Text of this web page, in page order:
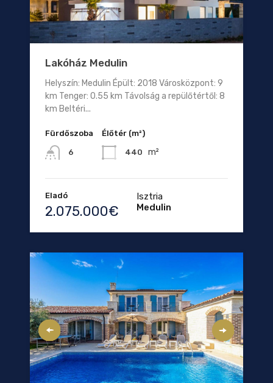
Lakóház Medulin
Helyszín: Medulin Épült: 2018 Városközpont: 9
km Tenger: 0.55 km Távolság a repülőtértől: 8
km Beltéri...
Fürdőszoba
6
Élőtér (m²)
440 m²
Eladó
2.075.000€
Isztria
Medulin